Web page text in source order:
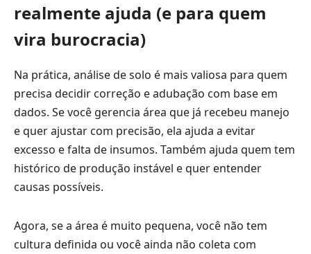
realmente ajuda (e para quem
vira burocracia)
Na prática, análise de solo é mais valiosa para quem
precisa decidir correção e adubação com base em
dados. Se você gerencia área que já recebeu manejo
e quer ajustar com precisão, ela ajuda a evitar
excesso e falta de insumos. Também ajuda quem tem
histórico de produção instável e quer entender
causas possíveis.
Agora, se a área é muito pequena, você não tem
cultura definida ou você ainda não coleta com